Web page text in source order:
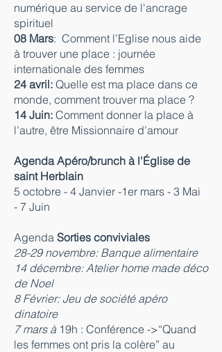
numérique au service de l'ancrage
spirituel
08 Mars: Comment l’Eglise nous aide
à trouver une place : journée
internationale des femmes
24 avril: Quelle est ma place dans ce
monde, comment trouver ma place ?
14 Juin: Comment donner la place à
l’autre, être Missionnaire d’amour
Agenda Apéro/brunch à l'Église de
saint Herblain
5 octobre - 4 Janvier -1er mars - 3 Mai
- 7 Juin
Agenda Sorties conviviales
28-29 novembre: Banque alimentaire
14 décembre: Atelier home made déco
de Noel
8 Février: Jeu de société apéro
dinatoire
7 mars à 19h : Conférence ->“Quand
les femmes ont pris la colère” au